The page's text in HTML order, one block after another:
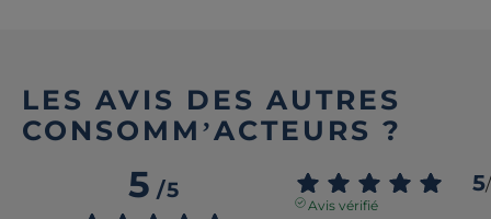
LES AVIS DES AUTRES
CONSOMM’ACTEURS ?
5/5 5/
Avis vérifié